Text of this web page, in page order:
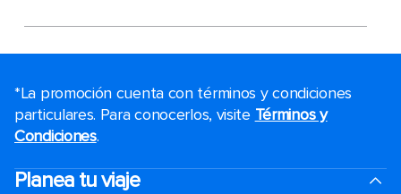
*La promoción cuenta con términos y condiciones
particulares. Para conocerlos, visite Términos y
Condiciones.
Planea tu viaje